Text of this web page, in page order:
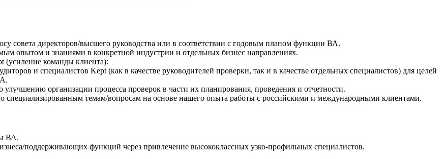
совета директоров/высшего руководства или в соответствии с годовым планом функции ВА.
опытом и знаниями в конкретной индустрии и отдельных бизнес направлениях.
(усиление команды клиента):
и специалистов Kept (как в качестве руководителей проверки, так и в качестве отдельных специалистов) для целей
организации процесса проверок в части их планирования, проведения и отчетности.
специализированным темам/вопросам на основе нашего опыта работы с российскими и международными клиентами.
ВА.
поддерживающих функций через привлечение высококлассных узко-профильных специалистов.